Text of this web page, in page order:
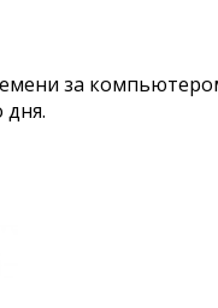
за
дня.